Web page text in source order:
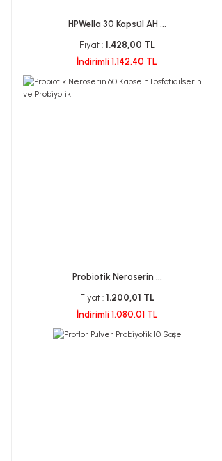
HPWella 30 Kapsül AH ...
Fiyat : 1.428,00 TL
İndirimli 1.142,40 TL
Probiotik Neroserin ...
Fiyat : 1.200,01 TL
İndirimli 1.080,01 TL